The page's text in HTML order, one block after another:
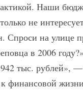
Наши
не
Спроси на улице
в 2006
тыс. рублей», —
финансовой